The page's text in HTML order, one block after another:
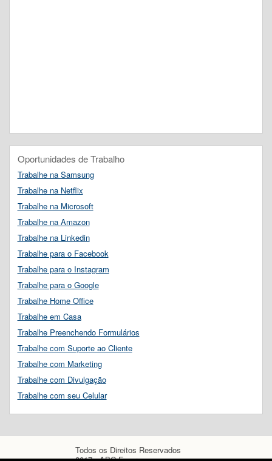
Oportunidades de Trabalho
Trabalhe na Samsung
Trabalhe na Netflix
Trabalhe na Microsoft
Trabalhe na Amazon
Trabalhe na Linkedin
Trabalhe para o Facebook
Trabalhe para o Instagram
Trabalhe para o Google
Trabalhe Home Office
Trabalhe em Casa
Trabalhe Preenchendo Formulários
Trabalhe com Suporte ao Cliente
Trabalhe com Marketing
Trabalhe com Divulgação
Trabalhe com seu Celular
Todos os Direitos Reservados